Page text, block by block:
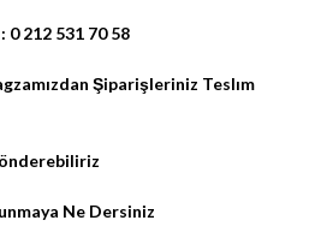
0 212 531 70 58
Şiparişleriniz Teslım
Ne Dersiniz